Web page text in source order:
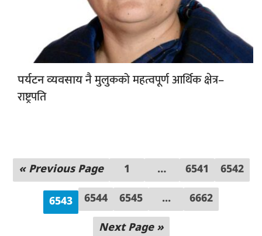
पर्यटन व्यवसायनै मुलुकको महत्वपूर्ण आर्थिक क्षेत्र–
राष्ट्रपति
« Previous Page 1 … 6541 6542
6543 6544 6545 ... 6662
Next Page »